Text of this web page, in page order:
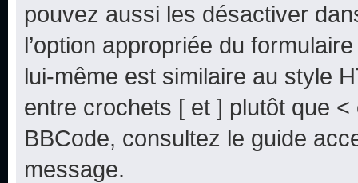
pouvez aussi les désactiver
l’option appropriée du
lui-même est similaire au style
entre crochets [ et ] plutôt que
BBCode, consultez le guide
message.